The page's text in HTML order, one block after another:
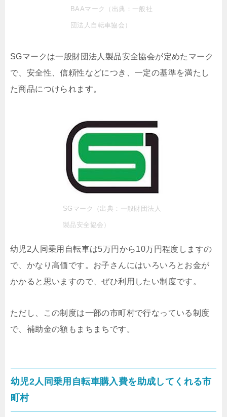
BAAマーク（出典：一般社
団法人自転車協会）
SGマークは一般財団法人製品安全協会が定めたマーク
で、安全性、信頼性などにつき、一定の基準を満たし
た商品につけられます。
SGマーク（出典：一般財団法人
製品安全協会）
幼児2人同乗用自転車は5万円から10万円程度しますの
で、かなり高価です。お子さんにはいろいろとお金が
かかると思いますので、ぜひ利用したい制度です。
ただし、この制度は一部の市町村で行なっている制度
で、補助金の額もまちまちです。
幼児2人同乗用自転車購入費を助成してくれる市
町村